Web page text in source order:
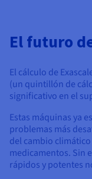
El futuro
El cálculo de
(un quintillón de
significativo en el
Estas máquinas ya
problemas más
del cambio
medicamentos. Sin
rápidos y potentes